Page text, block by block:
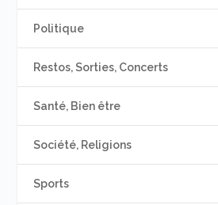
Politique
Restos, Sorties, Concerts
Santé, Bien être
Société, Religions
Sports